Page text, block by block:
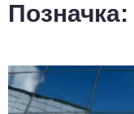
Позначка: